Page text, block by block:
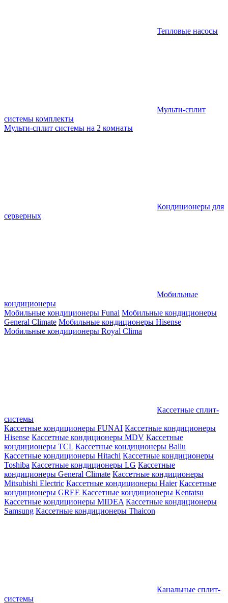
Тепловые насосы
Мульти-сплит
системы комплекты
Мульти-сплит системы на 2 комнаты
Кондиционеры для
серверных
Мобильные
кондиционеры
Мобильные кондиционеры Funai Мобильные кондиционеры
General Climate Мобильные кондиционеры Hisense
Мобильные кондиционеры Royal Clima
Кассетные сплит-
системы
Кассетные кондиционеры FUNAI Кассетные кондиционеры
Hisense Кассетные кондиционеры MDV Кассетные
кондиционеры TCL Кассетные кондиционеры Ballu
Кассетные кондиционеры Hitachi Кассетные кондиционеры
Toshiba Кассетные кондиционеры LG Кассетные
кондиционеры General Climate Кассетные кондиционеры
Mitsubishi Electric Кассетные кондиционеры Haier Кассетные
кондиционеры GREE Кассетные кондиционеры Kentatsu
Кассетные кондиционеры MIDEA Кассетные кондиционеры
Samsung Кассетные кондиционеры Thaicon
Канальные сплит-
системы